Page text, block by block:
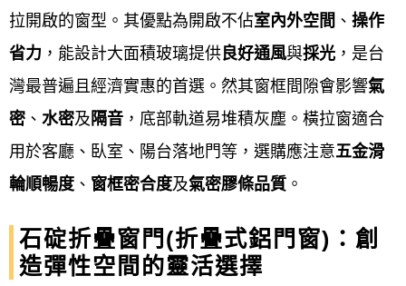
化銅門、旋轉門、白鐵玻璃自動門、玻璃自
動門、…等。
窗的工程：鐵窗、白鐵窗、鋁窗、鍛造鐵
窗、景觀推側窗、氣密窗、隔音氣密窗…
等。
鐵皮屋工程、鐵厝、鐵棟、鐵屋、鐵皮屋換
屋頂、 鐵皮屋生鏽處理、鐵皮屋防鏽、鐵皮
拉開啟的窗型。其優點為開啟不佔室內外空間 、 操作
省力 ，能設計大面積玻璃提供良好通風與採光 ，是台
灣最普遍且經濟實惠的首選。然其窗框間隙會影響氣
密 、 水密及 隔音 ，底部軌道易堆積灰塵。橫拉窗適合
用於客廳、臥室、陽台落地門等，選購應注意五金滑
輪順暢度、 窗框密合度及氣密膠條品質 。
石碇折疊窗門(折疊式鋁門窗)：創
造彈性空間的靈活選擇